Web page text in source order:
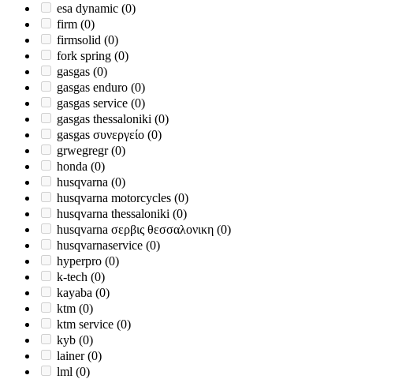
esa dynamic (0)
firm (0)
firmsolid (0)
fork spring (0)
gasgas (0)
gasgas enduro (0)
gasgas service (0)
gasgas thessaloniki (0)
gasgas συνεργείο (0)
grwegregr(0)
honda (0)
husqvarna (0)
husqvarna motorcycles (0)
husqvarna thessaloniki (0)
husqvarna σερβις θεσσαλονικη (0)
husqvarnaservice (0)
hyperpro (0)
k-tech (0)
kayaba (0)
ktm (0)
ktm service (0)
kyb (0)
lainer(0)
lml (0)